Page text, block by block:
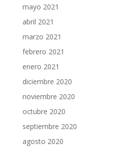
mayo 2021
abril 2021
marzo 2021
febrero 2021
enero 2021
diciembre 2020
noviembre 2020
octubre 2020
septiembre 2020
agosto 2020